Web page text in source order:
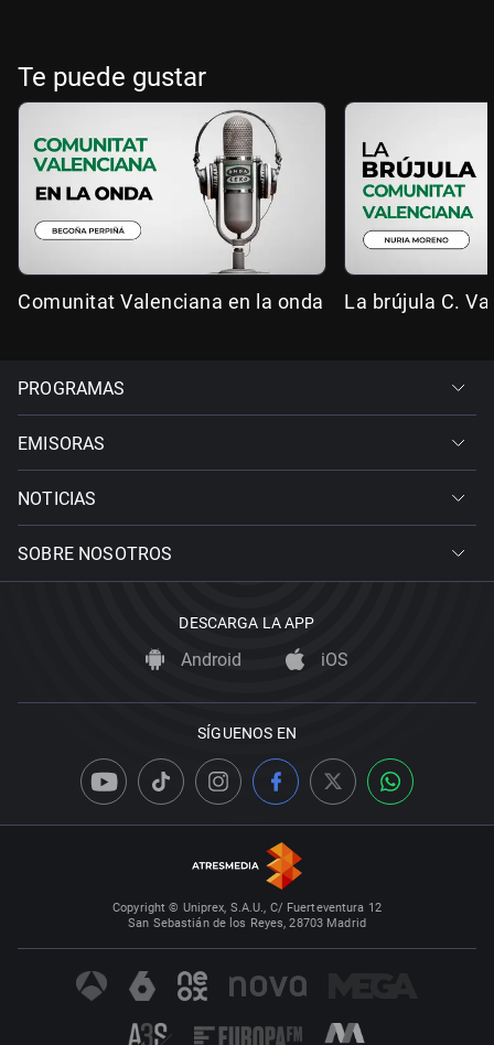
Te puede gustar
Comunitat Valenciana en la onda La brújula C.
PROGRAMAS
EMISORAS
NOTICIAS
SOBRE NOSOTROS
DESCARGA LA APP
Android iOS
SÍGUENOS EN
Copyright © Uniprex, S.A.U., C/ Fuerteventura 12
San Sebastián de los Reyes, 28703 Madrid